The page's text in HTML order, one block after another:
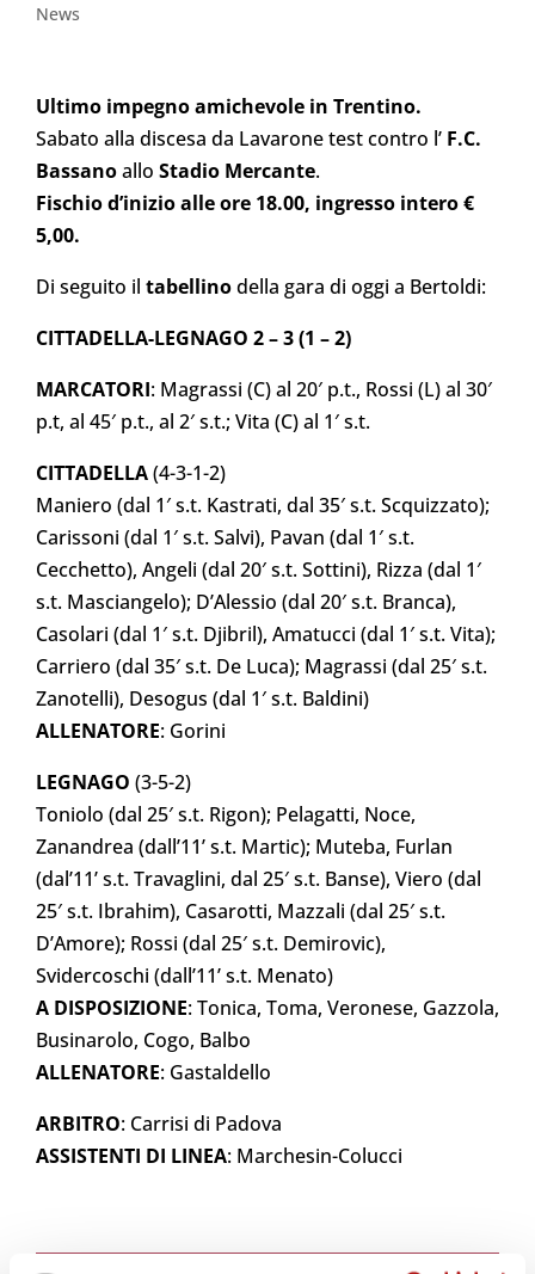
News
Ultimo impegno amichevole in Trentino.
Sabato alla discesa da Lavarone test contro l’ F.C.
Bassanoallo Stadio Mercante.
Fischio d’inizio alle ore 18.00, ingresso intero €
5,00.
Di seguito il tabellinodella gara di oggi a Bertoldi:
CITTADELLA-LEGNAGO 2 – 3 (1 – 2)
MARCATORI: Magrassi (C) al 20′ p.t., Rossi (L) al 30′
p.t, al 45′ p.t., al 2′ s.t.; Vita (C) al 1′ s.t.
CITTADELLA(4-3-1-2)
Maniero (dal 1′ s.t. Kastrati, dal 35′ s.t. Scquizzato);
Carissoni (dal 1′ s.t. Salvi), Pavan (dal 1′ s.t.
Cecchetto), Angeli (dal 20′ s.t. Sottini), Rizza (dal 1′
s.t. Masciangelo); D’Alessio (dal 20′ s.t. Branca),
Casolari (dal 1′ s.t. Djibril), Amatucci (dal 1′ s.t. Vita);
Carriero (dal 35′ s.t. De Luca); Magrassi (dal 25′ s.t.
Zanotelli), Desogus (dal 1′ s.t. Baldini)
ALLENATORE: Gorini
LEGNAGO (3-5-2)
Toniolo (dal 25′ s.t. Rigon); Pelagatti, Noce,
Zanandrea (dall’11’ s.t. Martic); Muteba, Furlan
(dal’11’ s.t. Travaglini, dal 25′ s.t. Banse), Viero (dal
25′ s.t. Ibrahim), Casarotti, Mazzali (dal 25′ s.t.
D’Amore); Rossi (dal 25′ s.t. Demirovic),
Svidercoschi (dall’11’ s.t. Menato)
A DISPOSIZIONE: Tonica, Toma, Veronese, Gazzola,
Businarolo, Cogo, Balbo
ALLENATORE: Gastaldello
ARBITRO: Carrisi di Padova
ASSISTENTI DI LINEA: Marchesin-Colucci